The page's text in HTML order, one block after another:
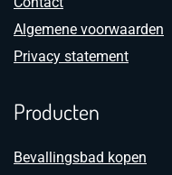
Algemene voorwaarden
Privacy statement
Producten
Bevallingsbad kopen